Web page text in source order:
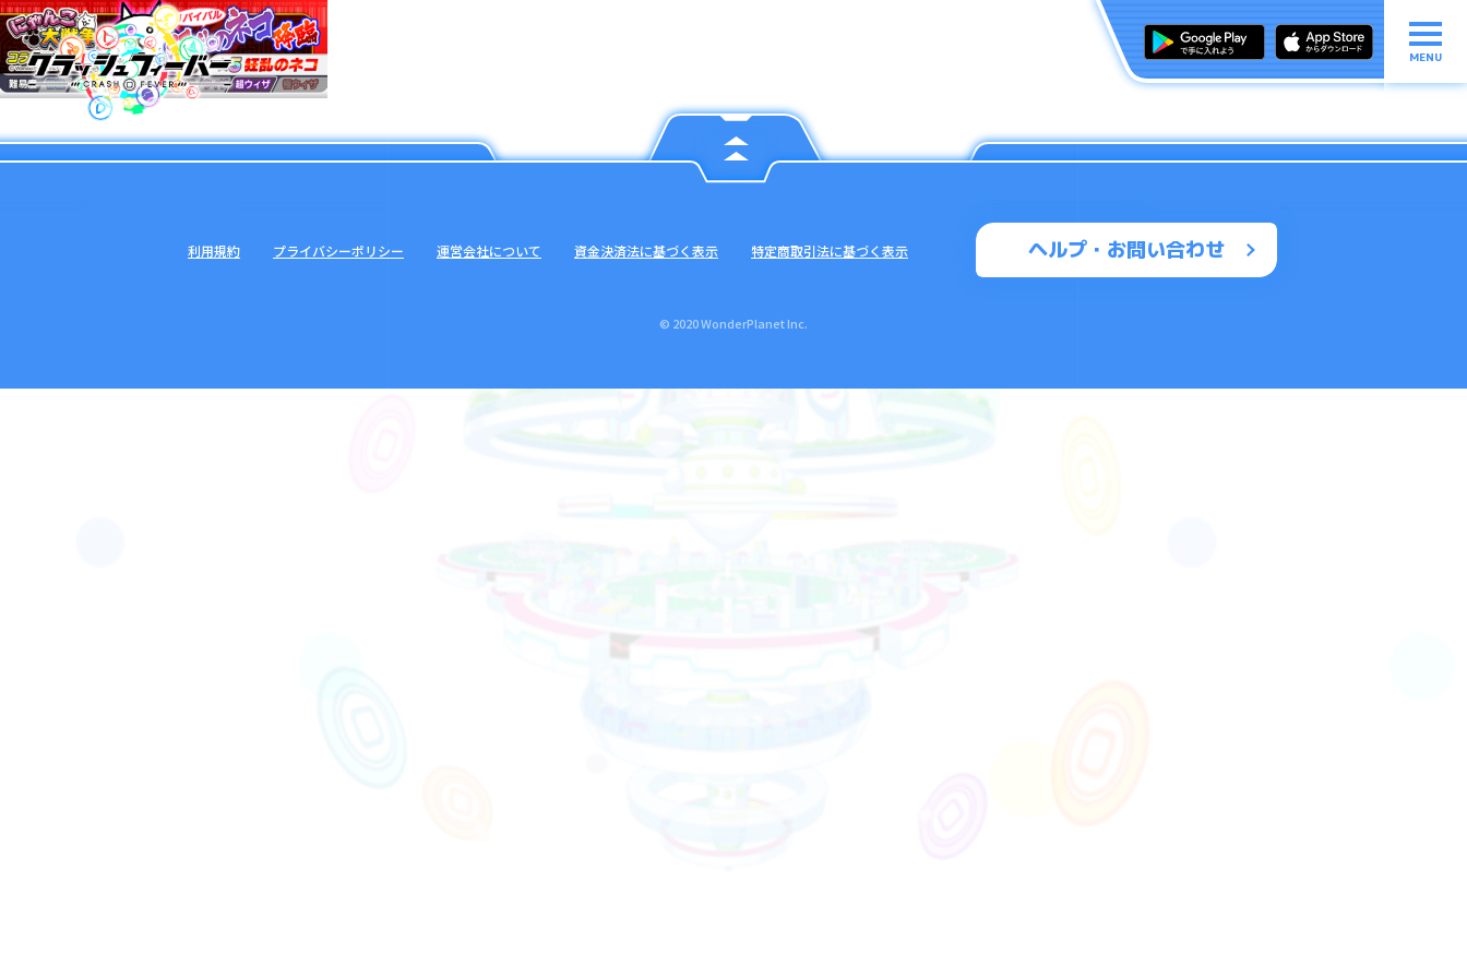
MENU
ヘルプ・お問い合わせ
利用規約 プライバシーポリシー 運営会社について 資金決済法に基づく表示 特定商取引法に基づく表示
© 2020 WonderPlanet Inc.